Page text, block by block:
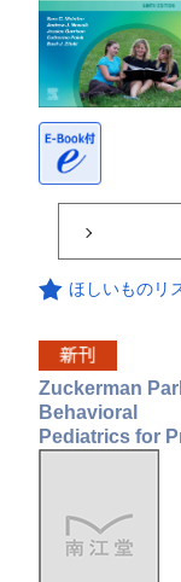
ほしいものリ
Zuckerman
Behavioral
Pediatrics for